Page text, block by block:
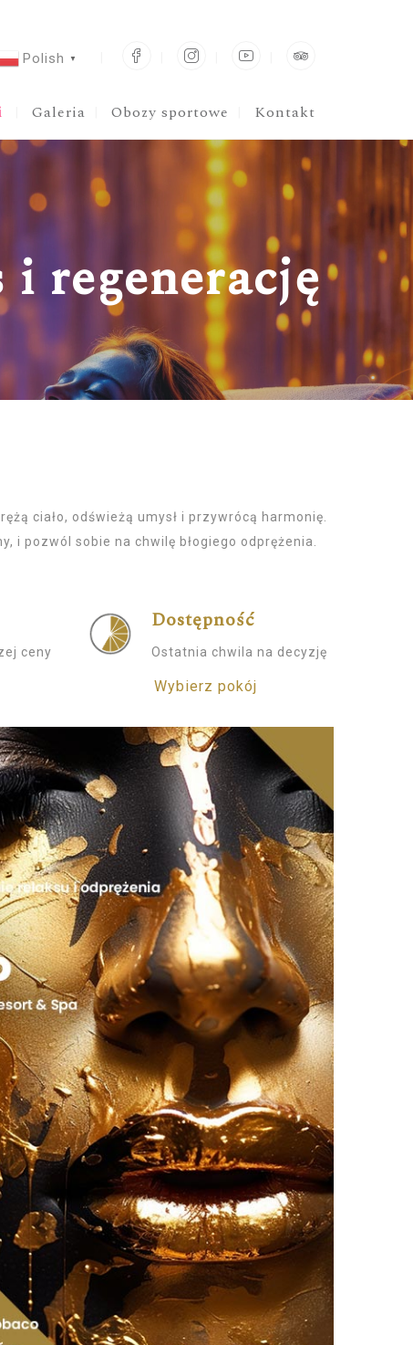
Polish ▼ Facebook InstagramYouTube
Galeria Obozy sportowe Kontakt
regenerację
ciało, odświeżą umysł i przywrócą harmonię.
i pozwól sobie na chwilę błogiego odprężenia.
ceny
Dostępność
Ostatnia chwila na decyzję
Wybierz pokój